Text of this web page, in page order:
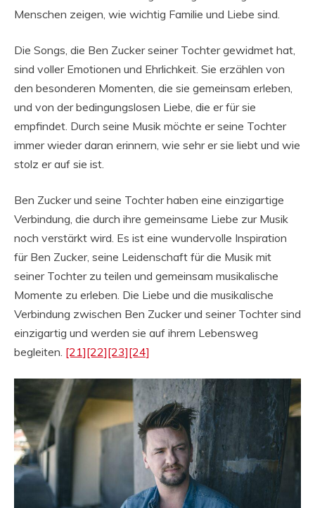
Menschen zeigen, wie wichtig Familie und Liebe sind.
Die Songs, die Ben Zucker seiner Tochter gewidmet hat,
sind voller Emotionen und Ehrlichkeit. Sie erzählen von
den besonderen Momenten, die sie gemeinsam erleben,
und von der bedingungslosen Liebe, die er für sie
empfindet. Durch seine Musik möchte er seine Tochter
immer wieder daran erinnern, wie sehr er sie liebt und wie
stolz er auf sie ist.
Ben Zucker und seine Tochter haben eine einzigartige
Verbindung, die durch ihre gemeinsame Liebe zur Musik
noch verstärkt wird. Es ist eine wundervolle Inspiration
für Ben Zucker, seine Leidenschaft für die Musik mit
seiner Tochter zu teilen und gemeinsam musikalische
Momente zu erleben. Die Liebe und die musikalische
Verbindung zwischen Ben Zucker und seiner Tochter sind
einzigartig und werden sie auf ihrem Lebensweg
begleiten. [21][22][23][24]